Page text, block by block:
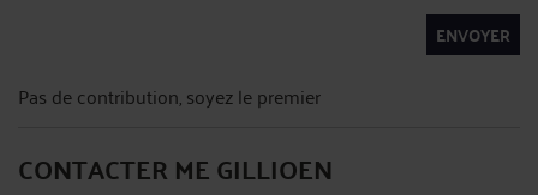
ENVOYER
Pas de contribution, soyez le premier
CONTACTER ME GILLIOEN